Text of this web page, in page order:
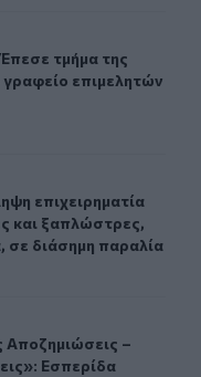
στο γραφείο
Έπεσε τμήμα της
τμήμα της
επιμελητών
ομπρέλες και
επιχειρηματία
επιχειρηματία
και ξαπλώστρες,
σε διάσημη παραλία
Αποζημιώσεις –
Αποζημιώσεις –
Εσπερίδα